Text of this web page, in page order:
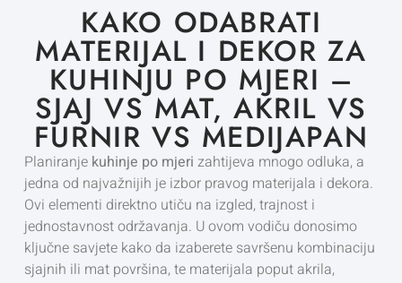
KAKO ODABRATI
MATERIJAL I DEKOR ZA
KUHINJU PO MJERI –
SJAJ VS MAT, AKRIL VS
FURNIR VS MEDIJAPAN
Planiranje kuhinje po mjeri zahtijeva mnogo odluka, a
jedna od najvažnijih je izbor pravog materijala i dekora.
Ovi elementi direktno utiču na izgled, trajnost i
jednostavnost održavanja. U ovom vodiču donosimo
ključne savjete kako da izaberete savršenu kombinaciju
sjajnih ili mat površina, te materijala poput akrila,